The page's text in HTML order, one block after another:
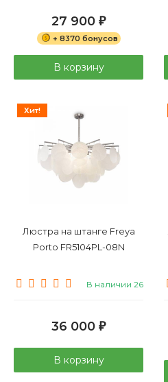
27 900 ₽
+ 8370 бонусов
В корзину
Хит!
Люстра на штанге Freya
Porto FR5104PL-08N
В наличии 26
36 000 ₽
В корзину